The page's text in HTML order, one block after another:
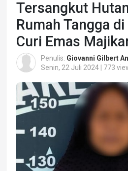
Tersangkut
Rumah Tangga
Curi Emas
Penulis: Giovanni Gilbert
Senin, 22 Juli 2024 | 773